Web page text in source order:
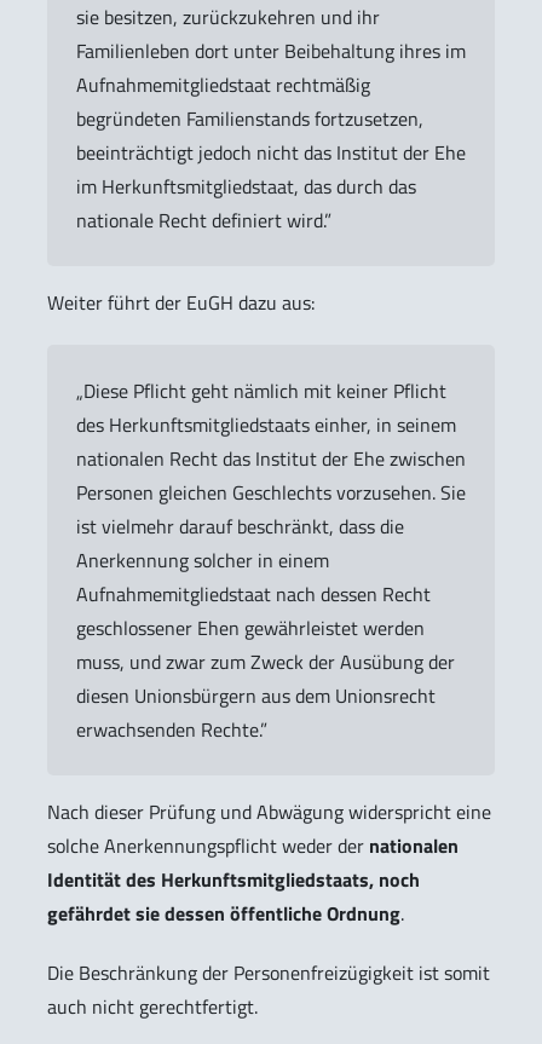
sie besitzen, zurückzukehren und ihr
Familienleben dort unter Beibehaltung ihres im
Aufnahmemitgliedstaat rechtmäßig
begründeten Familienstands fortzusetzen,
beeinträchtigt jedoch nicht das Institut der Ehe
im Herkunftsmitgliedstaat, das durch das
nationale Recht definiert wird.”
Weiter führt der EuGH dazu aus:
„Diese Pflicht geht nämlich mit keiner Pflicht
des Herkunftsmitgliedstaats einher, in seinem
nationalen Recht das Institut der Ehe zwischen
Personen gleichen Geschlechts vorzusehen. Sie
ist vielmehr darauf beschränkt, dass die
Anerkennung solcher in einem
Aufnahmemitgliedstaat nach dessen Recht
geschlossener Ehen gewährleistet werden
muss, und zwar zum Zweck der Ausübung der
diesen Unionsbürgern aus dem Unionsrecht
erwachsenden Rechte.”
Nach dieser Prüfung und Abwägung widerspricht eine
solche Anerkennungspflicht weder der nationalen
Identität des Herkunftsmitgliedstaats, noch
gefährdet sie dessen öffentliche Ordnung.
Die Beschränkung der Personenfreizügigkeit ist somit
auch nicht gerechtfertigt.